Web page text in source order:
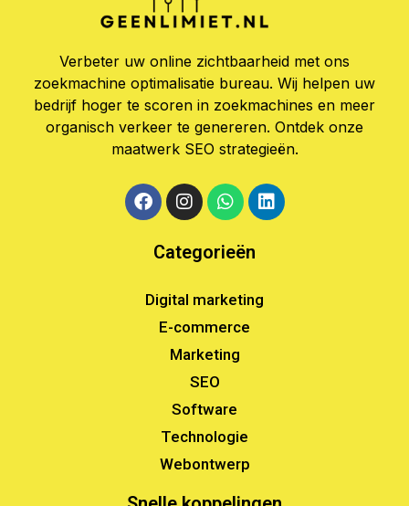
Verbeter uw online zichtbaarheid met ons
zoekmachine optimalisatie bureau. Wij helpen uw
bedrijf hoger te scoren in zoekmachines en meer
organisch verkeer te genereren. Ontdek onze
maatwerk SEO strategieën.
Categorieën
Digital marketing
E-commerce
Marketing
SEO
Software
Technologie
Webontwerp